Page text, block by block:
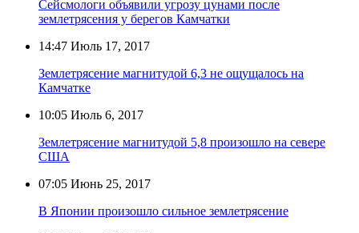
Сейсмологи объявили угрозу цунами после
землетрясения у берегов Камчатки
14:47 Июль 17, 2017
Землетрясение магнитудой 6,3 не ощущалось на
Камчатке
10:05 Июль 6, 2017
Землетрясение магнитудой 5,8 произошло на севере
США
07:05 Июнь 25, 2017
В Японии произошло сильное землетрясение